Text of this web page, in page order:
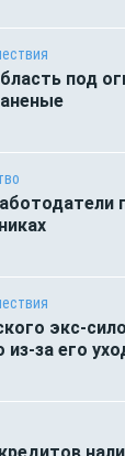
под
экс-
из-за его